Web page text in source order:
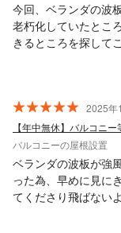
今回、ベランダの波
老朽化していたとこ
きるところを探して
が高いソノヤマ板
お仕事の丁寧さは勿
感じたお人柄、全て
根関係で何かあれば
2025年
バルコニーの屋根設置
ベランダの波板が強
った為、早めに見に
てくださり飛ばない
に全ての波板の張